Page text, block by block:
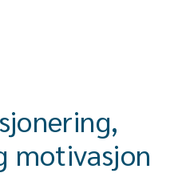
motivasjon